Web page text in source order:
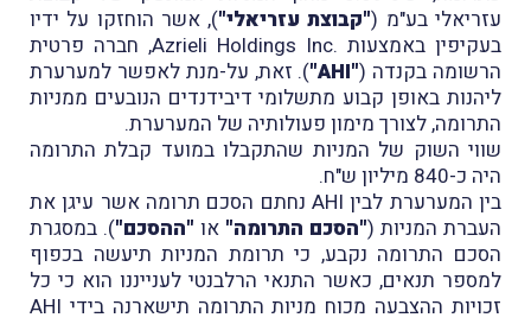
עזריאלי בע"מ ("קבוצת עזריאלי"), אשר הוחזקו על ידיו
בעקיפין באמצעות .Azrieli Holdings Inc, חברה פרטית
הרשומה בקנדה ("AHI"
). זאת, על-מנת לאפשר למערערת
ליהנות באופן קבוע מתשלומי דיבידנדים הנובעים ממניות
התרומה, לצורך מימון פעולותיה של המערערת.
שווי השוק של המניות שהתקבלו במועד קבלת התרומה
היה כ-840 מיליון ש"ח.
בין המערערת לבין AHI נחתם הסכם תרומה אשר עיגן את
העברת המניות ("הסכם התרומה" או "ההסכם"). במסגרת
הסכם התרומה נקבע, כי תרומת המניות תיעשה בכפוף
למספר תנאים, כאשר התנאי הרלבנטי לענייננו הוא כי כל
זכויות ההצבעה מכוח מניות התרומה תישארנה בידי AHI